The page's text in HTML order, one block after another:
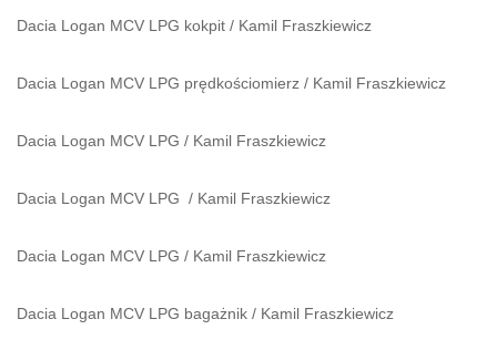
Dacia Logan MCV LPG kokpit / Kamil Fraszkiewicz
Dacia Logan MCV LPG prędkościomierz / Kamil Fraszkiewicz
Dacia Logan MCV LPG / Kamil Fraszkiewicz
Dacia Logan MCV LPG / Kamil Fraszkiewicz
Dacia Logan MCV LPG / Kamil Fraszkiewicz
Dacia Logan MCV LPG bagażnik / Kamil Fraszkiewicz